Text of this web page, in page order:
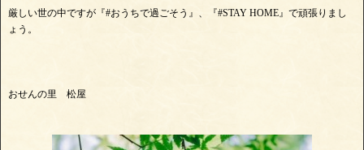
厳しい世の中ですが『#おうちで過ごそう』、『#STAY HOME』で頑張りまし
ょう。
おせんの里 松屋